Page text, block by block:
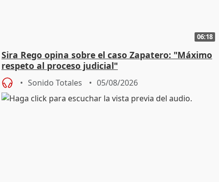
06:18
Sira Rego opina sobre el caso Zapatero: "Máximo
respeto al proceso judicial"
Sonido Totales 05/08/2026